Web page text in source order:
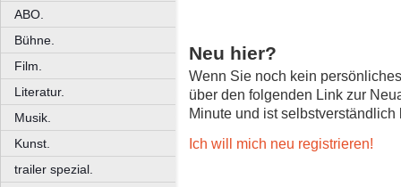
ABO.
Bühne.
Film.
Literatur.
Musik.
Kunst.
trailer spezial.
Neu hier?
Wenn Sie noch kein
über den folgenden Link zur
Minute und ist selbstverständlich
Ich will mich neu registrieren!